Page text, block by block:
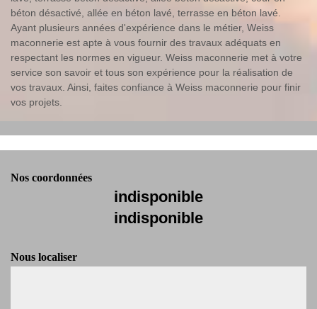
béton désactivé, allée en béton lavé, terrasse en béton lavé.
Ayant plusieurs années d'expérience dans le métier, Weiss
maconnerie est apte à vous fournir des travaux adéquats en
respectant les normes en vigueur. Weiss maconnerie met à votre
service son savoir et tous son expérience pour la réalisation de
vos travaux. Ainsi, faites confiance à Weiss maconnerie pour finir
vos projets.
Nos coordonnées
indisponible
indisponible
Nous localiser